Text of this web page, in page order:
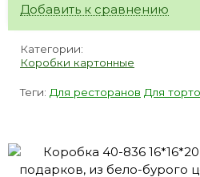
Добавить к сравнению
Категории:
Коробки картонные
Теги: Для ресторанов Для